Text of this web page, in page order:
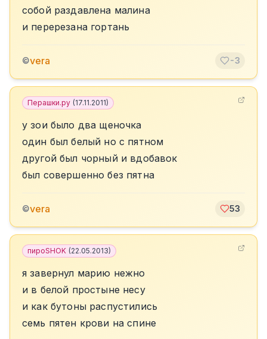
собой раздавлена малина
и перерезана гортань
©vera -3
Перашки.ру (17.11.2011)
у зои было два щеночка
один был белый но с пятном
другой был чорный и вдобавок
был совершенно без пятна
©vera 53
пироSHOK (22.05.2013)
я завернул марию нежно
и в белой простыне несу
и как бутоны распустились
семь пятен крови на спине